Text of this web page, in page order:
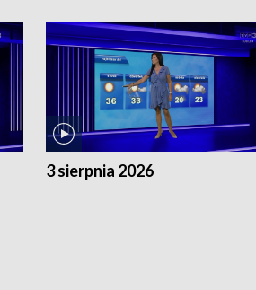
3 sierpnia 2026